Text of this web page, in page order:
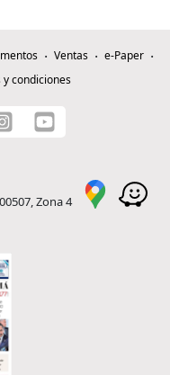
Ventas
e-Paper
y condiciones
Zona 4